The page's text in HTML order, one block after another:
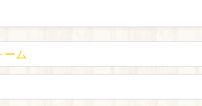
ーム